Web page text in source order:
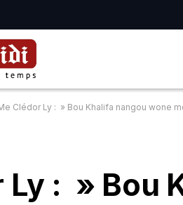
Clédor Ly : » Bou Khalifa nangou wone
Ly : » Bou